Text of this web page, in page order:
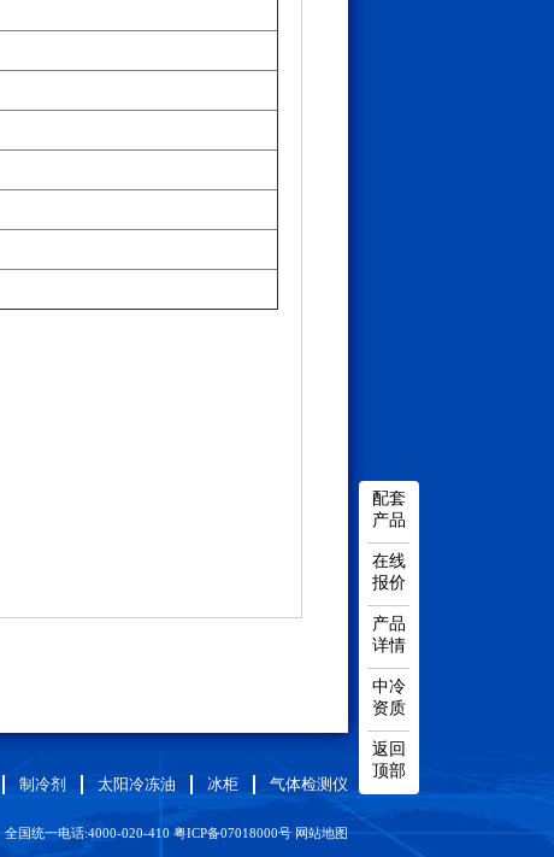
配套
产品
在线
报价
产品
详情
中冷
资质
返回
顶部
制冷剂 太阳冷冻油 冰柜 气体检测仪
全国统一电话:4000-020-410 粤ICP备07018000号 网站地图